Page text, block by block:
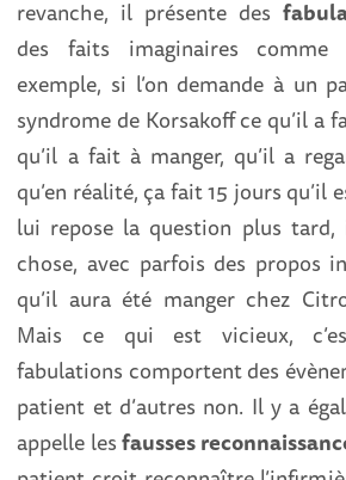
revanche, il présente des
des faits imaginaires
exemple, si l’on demande à un
syndrome de Korsakoff ce qu’il a
qu’il a fait à manger, qu’il a
qu’en réalité, ça fait 15 jours qu’il
lui repose la question plus
chose, avec parfois des propos
qu’il aura été manger chez
Mais ce qui est vicieux,
fabulations comportent des
patient et d’autres non. Il y a
appelle lesfausses